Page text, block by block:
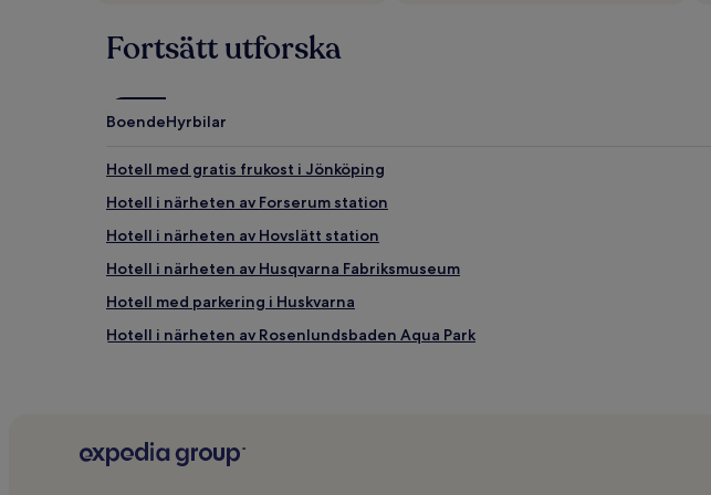
Fortsätt utforska
BoendeHyrbilar
Hotell med gratis frukost i Jönköping
Hotell i närheten av Forserum station
Hotell i närheten av Hovslätt station
Hotell i närheten av Husqvarna Fabriksmuseum
Hotell med parkering i Huskvarna
Hotell i närheten av Rosenlundsbaden Aqua Park
Hotell i Barnarp